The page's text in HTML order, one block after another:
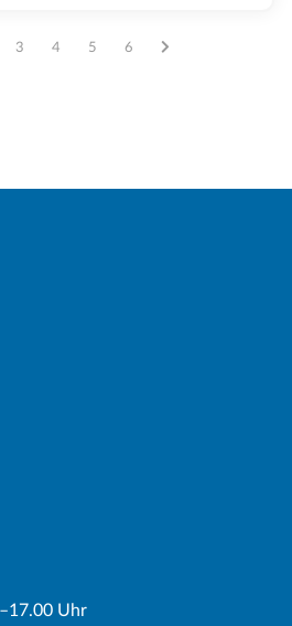
la page
êtes sur la page
Vous êtes sur la page
3 Vous êtes sur la page
4 Vous êtes sur la page
5 Vous êtes sur la page
6
Uhr